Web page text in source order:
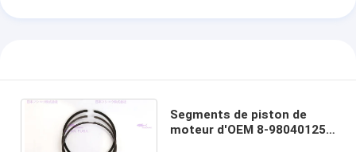
Segments de piston de
moteur d'OEM 8-98040125-